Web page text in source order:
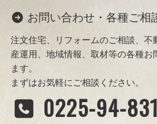
お問い合わせ・各種ご相
注文住宅、リフォームのご相談、不
産運用、地域情報、取材等の各種お
ます。
まずはお気軽にご相談ください。
0225-94-